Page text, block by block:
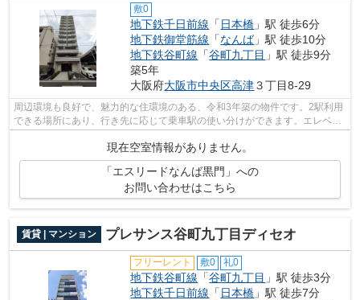
敷0
地下鉄千日前線 「 日本橋 」駅 徒歩6分
地下鉄御堂筋線 「なんば」駅 徒歩10分
地下鉄谷町線 「谷町九丁目 」駅 徒歩9分
築5年
大阪府大阪市中央区高津３丁目8-29
周辺環境も良好で、魅力的な住環境のある、令和3年築の物件です。2駅利用
できる場所にあり、行き先に応じて乗車駅の使い分けができます。エレベー
現在空室情報がありません。
「エスリードなんば黒門」への
お問い合わせはこちら
賃貸 | マンション プレサンス谷町九丁目ディセオ
フリーレント 敷0 礼0
地下鉄谷町線 「谷町九丁目 」駅 徒歩3分
地下鉄千日前線 「 日本橋 」駅 徒歩7分